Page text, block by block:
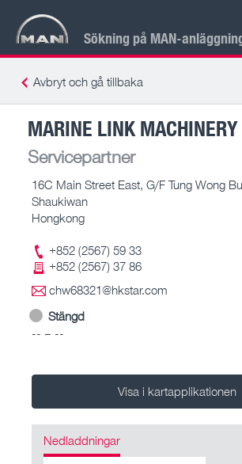
Sökning på MAN-
Avbryt och gå tillbaka
MARINE LINK
Servicepartner
16C Main Street East, G/F Tung Wong
Shaukiwan
Hongkong
+852 (2567) 59 33
+852 (2567) 37 86
chw68321@hkstar.com
Stängd
-- – --
Visa i kartapplikationen
Nedladdningar